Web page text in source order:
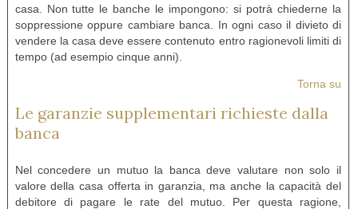
casa. Non tutte le banche le impongono: si potrà chiederne la
soppressione oppure cambiare banca. In ogni caso il divieto di
vendere la casa deve essere contenuto entro ragionevoli limiti di
tempo (ad esempio cinque anni).
Torna su
Le garanzie supplementari richieste dalla
banca
Nel concedere un mutuo la banca deve valutare non solo il
valore della casa offerta in garanzia, ma anche la capacità del
debitore di pagare le rate del mutuo. Per questa ragione,